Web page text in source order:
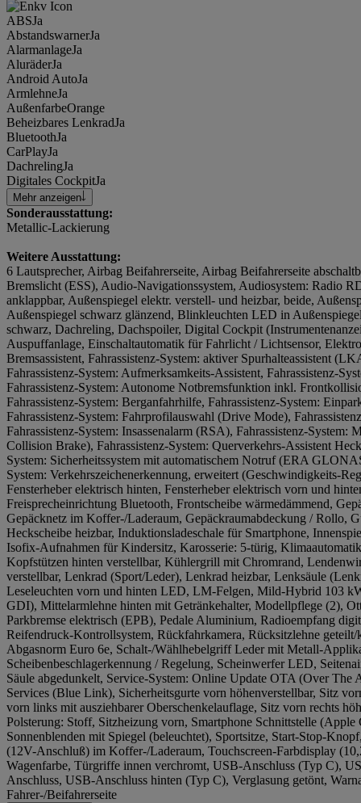
ABSJa
AbstandswarnerJa
AlarmanlageJa
AluräderJa
Android AutoJa
ArmlehneJa
AußenfarbeOrange
Beheizbares LenkradJa
BluetoothJa
CarPlayJa
DachrelingJa
Digitales CockpitJa
Mehr anzeigen
Sonderausstattung:
Metallic-Lackierung
Weitere Ausstattung:
6 Lautsprecher, Airbag Beifahrerseite, Airbag Beifahrerseite
Bremslicht (ESS), Audio-Navigationssystem, Audiosystem: Radio
anklappbar, Außenspiegel elektr. verstell- und heizbar, beide,
Außenspiegel schwarz glänzend, Blinkleuchten LED in
schwarz, Dachreling, Dachspoiler, Digital Cockpit
Auspuffanlage, Einschaltautomatik für Fahrlicht / Lichtsensor,
Bremsassistent, Fahrassistenz-System: aktiver Spurhalteassistent
Fahrassistenz-System: Aufmerksamkeits-Assistent, Fahrassistenz-
Fahrassistenz-System: Autonome Notbremsfunktion inkl.
Fahrassistenz-System: Berganfahrhilfe, Fahrassistenz-System:
Fahrassistenz-System: Fahrprofilauswahl (Drive Mode),
Fahrassistenz-System: Insassenalarm (RSA), Fahrassistenz-
Collision Brake), Fahrassistenz-System: Querverkehrs-Assistent
System: Sicherheitssystem mit automatischem Notruf (ERA
System: Verkehrszeichenerkennung, erweitert (Geschwindigkeits-
Fensterheber elektrisch hinten, Fensterheber elektrisch vorn und
Freisprecheinrichtung Bluetooth, Frontscheibe wärmedämmend,
Gepäcknetz im Koffer-/Laderaum, Gepäckraumabdeckung / Rollo,
Heckscheibe heizbar, Induktionsladeschale für Smartphone,
Isofix-Aufnahmen für Kindersitz, Karosserie: 5-türig,
Kopfstützen hinten verstellbar, Kühlergrill mit Chromrand,
verstellbar, Lenkrad (Sport/Leder), Lenkrad heizbar, Lenksäule
Leseleuchten vorn und hinten LED, LM-Felgen, Mild-Hybrid 103
GDI), Mittelarmlehne hinten mit Getränkehalter, Modellpflege (2),
Parkbremse elektrisch (EPB), Pedale Aluminium, Radioempfang
Reifendruck-Kontrollsystem, Rückfahrkamera, Rücksitzlehne geteilt/
Abgasnorm Euro 6e, Schalt-/Wählhebelgriff Leder mit Metall-
Scheibenbeschlagerkennung / Regelung, Scheinwerfer LED,
Säule abgedunkelt, Service-System: Online Update OTA (Over The
Services (Blue Link), Sicherheitsgurte vorn höhenverstellbar, Sitz
vorn links mit ausziehbarer Oberschenkelauflage, Sitz vorn rechts
Polsterung: Stoff, Sitzheizung vorn, Smartphone Schnittstelle
Sonnenblenden mit Spiegel (beleuchtet), Sportsitze, Start-Stop-
(12V-Anschluß) im Koffer-/Laderaum, Touchscreen-Farbdisplay
Wagenfarbe, Türgriffe innen verchromt, USB-Anschluss (Typ C),
Anschluss, USB-Anschluss hinten (Typ C), Verglasung getönt,
Fahrer-/Beifahrerseite